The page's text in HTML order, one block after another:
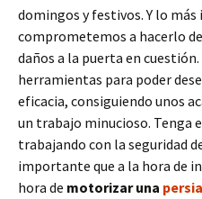
domingos y festivos. Y lo
comprometemos a hacerlo
daños a la puerta en
herramientas para poder
eficacia, consiguiendo unos
un trabajo minucioso. Tenga
trabajando con la seguridad
importante que a la hora de
hora de motorizar una